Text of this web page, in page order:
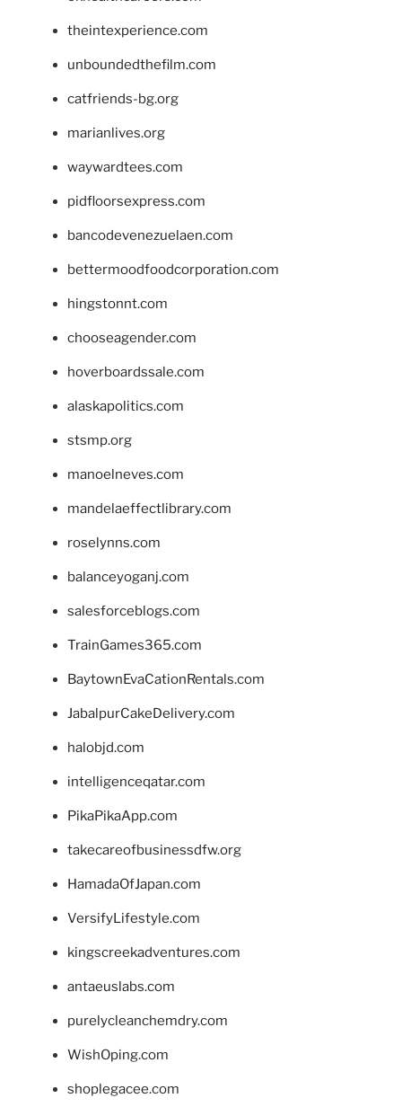
theintexperience.com
unboundedthefilm.com
catfriends-bg.org
marianlives.org
waywardtees.com
pidfloorsexpress.com
bancodevenezuelaen.com
bettermoodfoodcorporation.com
hingstonnt.com
chooseagender.com
hoverboardssale.com
alaskapolitics.com
stsmp.org
manoelneves.com
mandelaeffectlibrary.com
roselynns.com
balanceyoganj.com
salesforceblogs.com
TrainGames365.com
BaytownEvaCationRentals.com
JabalpurCakeDelivery.com
halobjd.com
intelligenceqatar.com
PikaPikaApp.com
takecareofbusinessdfw.org
HamadaOfJapan.com
VersifyLifestyle.com
kingscreekadventures.com
antaeuslabs.com
purelycleanchemdry.com
WishOping.com
shoplegacee.com